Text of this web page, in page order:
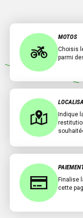
MOTOS
Choisis
parmi
Indique
Finalise
cette